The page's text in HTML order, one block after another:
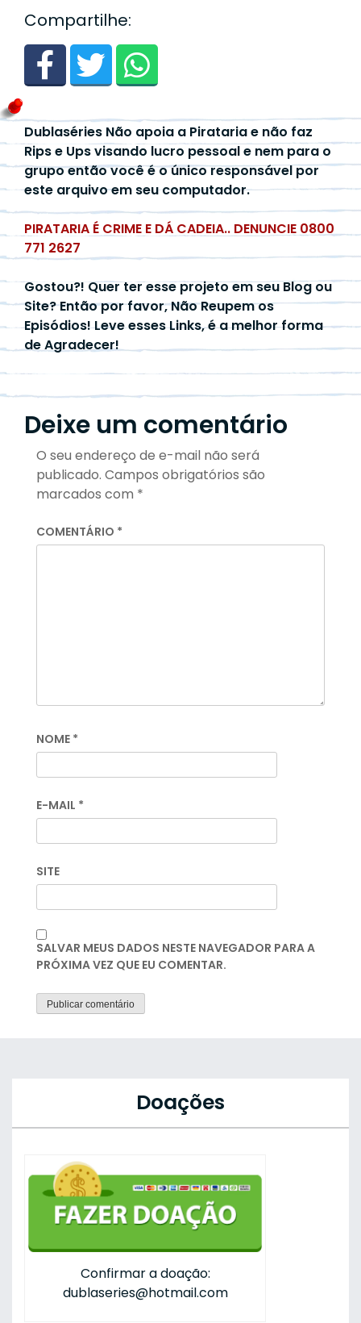
Compartilhe:
Dublaséries Não apoia a Pirataria e não faz
Rips e Ups visando lucro pessoal e nem para o
grupo então você é o único responsável por
este arquivo em seu computador.
PIRATARIA É CRIME E DÁ CADEIA.. DENUNCIE 0800
771 2627
Gostou?! Quer ter esse projeto em seu Blog ou
Site? Então por favor, Não Reupem os
Episódios! Leve esses Links, é a melhor forma
de Agradecer!
Deixe um comentário
O seu endereço de e-mail não será
publicado. Campos obrigatórios são
marcados com *
COMENTÁRIO *
NOME *
E-MAIL *
SITE
SALVAR MEUS DADOS NESTE NAVEGADOR PARA A
PRÓXIMA VEZ QUE EU COMENTAR.
Doações
Confirmar a doação:
dublaseries@hotmail.com